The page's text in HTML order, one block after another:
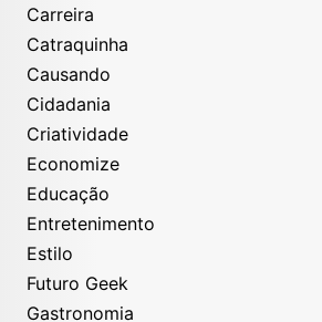
Carreira
Catraquinha
Causando
Cidadania
Criatividade
Economize
Educação
Entretenimento
Estilo
Futuro Geek
Gastronomia